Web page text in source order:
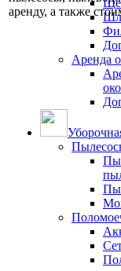
Аренда
аренду, а также